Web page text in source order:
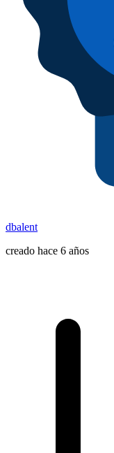
dbalent
creado hace 6 años